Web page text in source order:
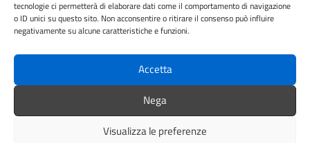
tecnologie ci permetterà di elaborare dati come il comportamento di navigazione
o ID unici su questo sito. Non acconsentire o ritirare il consenso può influire
negativamente su alcune caratteristiche e funzioni.
Accetta
Nega
Visualizza le preferenze
Dichiarazione di accessibilità
Accessibilità
SEGUICI SU
Facebook YouTube